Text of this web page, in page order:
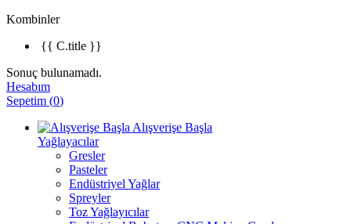
Kombinler
{{ C.title }}
Sonuç bulunamadı.
Hesabım
Sepetim (0)
Alışverişe Başla
Yağlayacılar
Gresler
Pasteler
Endüstriyel Yağlar
Spreyler
Toz Yağlayıcılar